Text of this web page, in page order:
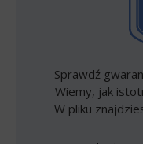
Sprawdź
Wiemy, jak
W pliku